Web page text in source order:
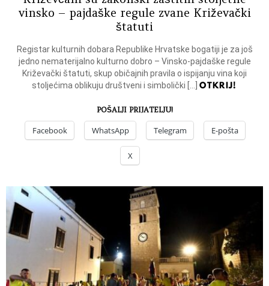
vinsko – pajdaške regule zvane Križevački
štatuti
Registar kulturnih dobara Republike Hrvatske bogatiji je za još
jedno nematerijalno kulturno dobro – Vinsko-pajdaške regule
Križevački štatuti, skup običajnih pravila o ispijanju vina koji
stoljećima oblikuju društveni i simbolički […]OTKRIJ!
POŠALJI PRIJATELJU!
Facebook WhatsApp Telegram E-pošta
X